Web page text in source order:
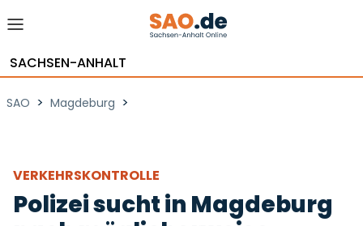
SACHSEN-ANHALT
SAO > Magdeburg >
VERKEHRSKONTROLLE
Polizei sucht in Magdeburg